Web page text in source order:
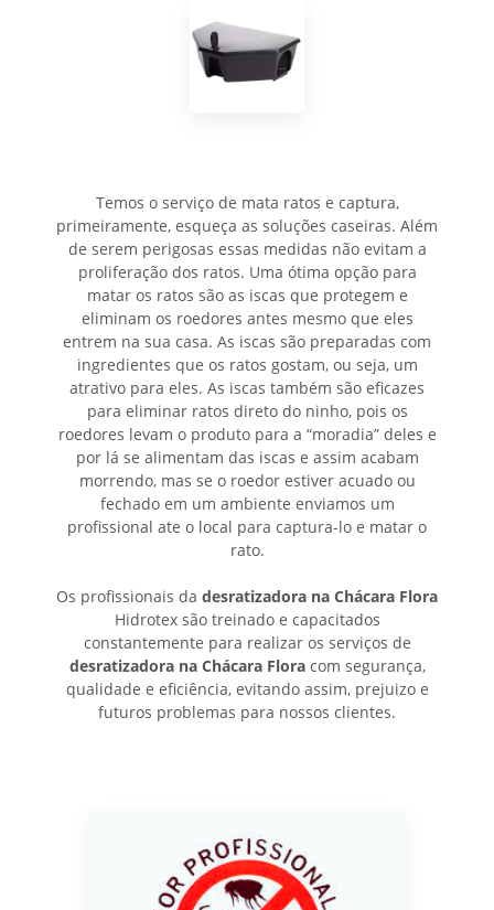
Temos o serviço de mata ratos e captura,
primeiramente, esqueça as soluções caseiras. Além
de serem perigosas essas medidas não evitam a
proliferação dos ratos. Uma ótima opção para
matar os ratos são as iscas que protegem e
eliminam os roedores antes mesmo que eles
entrem na sua casa. As iscas são preparadas com
ingredientes que os ratos gostam, ou seja, um
atrativo para eles. As iscas também são eficazes
para eliminar ratos direto do ninho, pois os
roedores levam o produto para a “moradia” deles e
por lá se alimentam das iscas e assim acabam
morrendo, mas se o roedor estiver acuado ou
fechado em um ambiente enviamos um
profissional ate o local para captura-lo e matar o
rato.
Os profissionais da desratizadora na Chácara Flora
Hidrotex são treinado e capacitados
constantemente para realizar os serviços de
desratizadora na Chácara Floracom segurança,
qualidade e eficiência, evitando assim, prejuizo e
futuros problemas para nossos clientes.